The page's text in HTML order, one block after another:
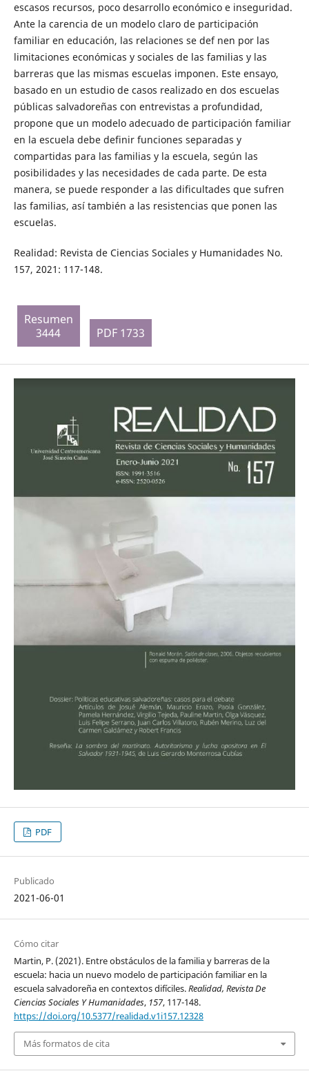
escasos recursos, poco desarrollo económico e inseguridad.
Ante la carencia de un modelo claro de participación
familiar en educación, las relaciones se def nen por las
limitaciones económicas y sociales de las familias y las
barreras que las mismas escuelas imponen. Este ensayo,
basado en un estudio de casos realizado en dos escuelas
públicas salvadoreñas con entrevistas a profundidad,
propone que un modelo adecuado de participación familiar
en la escuela debe definir funciones separadas y
compartidas para las familias y la escuela, según las
posibilidades y las necesidades de cada parte. De esta
manera, se puede responder a las dificultades que sufren
las familias, así también a las resistencias que ponen las
escuelas.
Realidad: Revista de Ciencias Sociales y Humanidades No.
157, 2021: 117-148.
Resumen
3444
PDF 1733
PDF
Publicado
2021-06-01
Cómo citar
Martin, P. (2021). Entre obstáculos de la familia y barreras de la
escuela: hacia un nuevo modelo de participación familiar en la
escuela salvadoreña en contextos difíciles.Realidad, Revista De
Ciencias Sociales Y Humanidades, 157, 117-148.
https://doi.org/10.5377/realidad.v1i157.12328
Más formatos de cita